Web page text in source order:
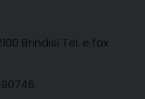
Brindisi Tel. e fax